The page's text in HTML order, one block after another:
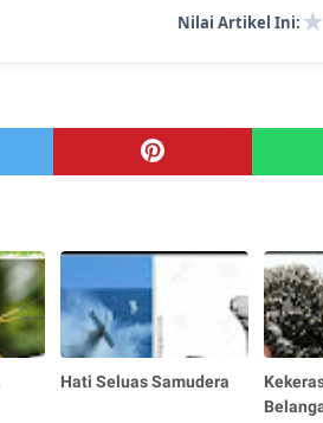
Nilai Artikel Ini:★
Hati Seluas Samudera